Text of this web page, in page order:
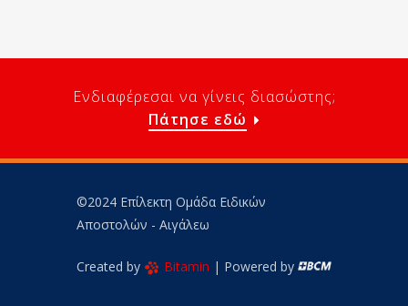
Ενδιαφέρεσαι να γίνεις διασώστης;
Πάτησε εδώ
©2024 Επίλεκτη Ομάδα Ειδικών
Αποστολών - Αιγάλεω
Created by Bitamin | Powered by